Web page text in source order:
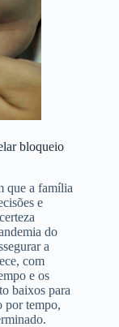
bloqueio
que a família
e
do
a
com
e os
baixos para
por tempo,